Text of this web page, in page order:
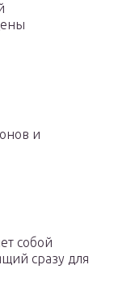
и
собой
сразу для